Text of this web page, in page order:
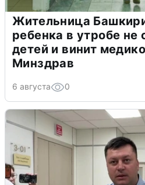
Жительница
ребенка в утробе
детей и винит
Минздрав
6 августа 0